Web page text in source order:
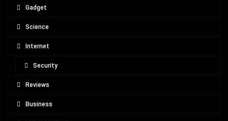
Gadget
Science
Internet
Security
Reviews
Business